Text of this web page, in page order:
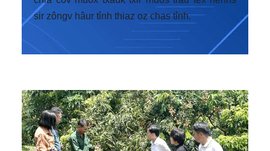
sir zôngv hâur tỉnh thiaz oz chas tỉnh.